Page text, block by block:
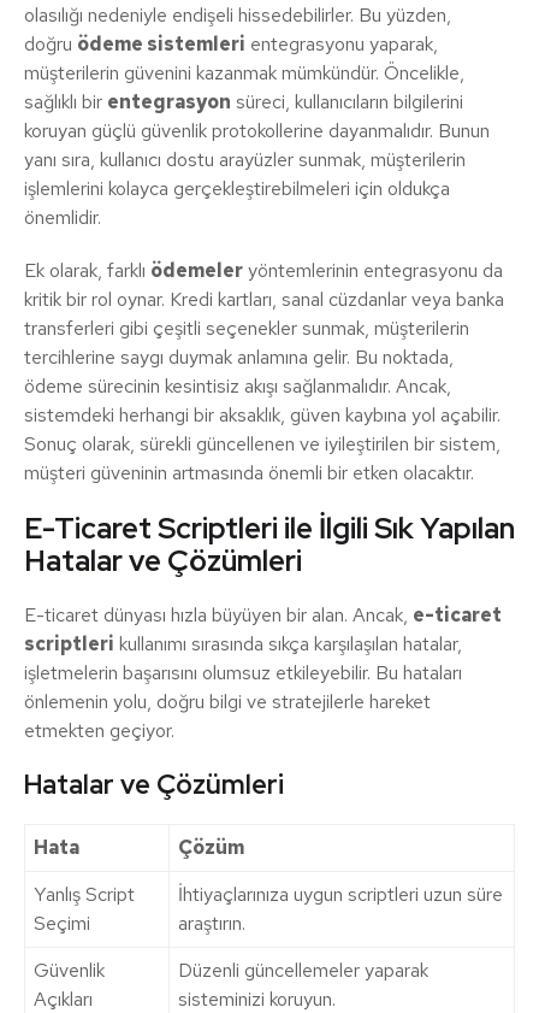
olasılığı nedeniyle endişeli hissedebilirler. Bu yüzden,
doğru ödeme sistemleri entegrasyonu yaparak,
müşterilerin güvenini kazanmak mümkündür. Öncelikle,
sağlıklı bir entegrasyon süreci, kullanıcıların bilgilerini
koruyan güçlü güvenlik protokollerine dayanmalıdır. Bunun
yanı sıra, kullanıcı dostu arayüzler sunmak, müşterilerin
işlemlerini kolayca gerçekleştirebilmeleri için oldukça
önemlidir.
Ek olarak, farklı ödemeleryöntemlerinin entegrasyonu da
kritik bir rol oynar. Kredi kartları, sanal cüzdanlar veya banka
transferleri gibi çeşitli seçenekler sunmak, müşterilerin
tercihlerine saygı duymak anlamına gelir. Bu noktada,
ödeme sürecinin kesintisiz akışı sağlanmalıdır. Ancak,
sistemdeki herhangi bir aksaklık, güven kaybına yol açabilir.
Sonuç olarak, sürekli güncellenen ve iyileştirilen bir sistem,
müşteri güveninin artmasında önemli bir etken olacaktır.
E-Ticaret Scriptleri ile İlgili Sık Yapılan
Hatalar ve Çözümleri
E-ticaret dünyası hızla büyüyen bir alan. Ancak, e-ticaret
scriptleri kullanımı sırasında sıkça karşılaşılan hatalar,
işletmelerin başarısını olumsuz etkileyebilir. Bu hataları
önlemenin yolu, doğru bilgi ve stratejilerle hareket
etmekten geçiyor.
Hatalar ve Çözümleri
Hata
Çözüm
Yanlış Script
Seçimi
İhtiyaçlarınıza uygun scriptleri uzun süre
araştırın.
Güvenlik
Açıkları
Düzenli güncellemeler yaparak
sisteminizi koruyun.